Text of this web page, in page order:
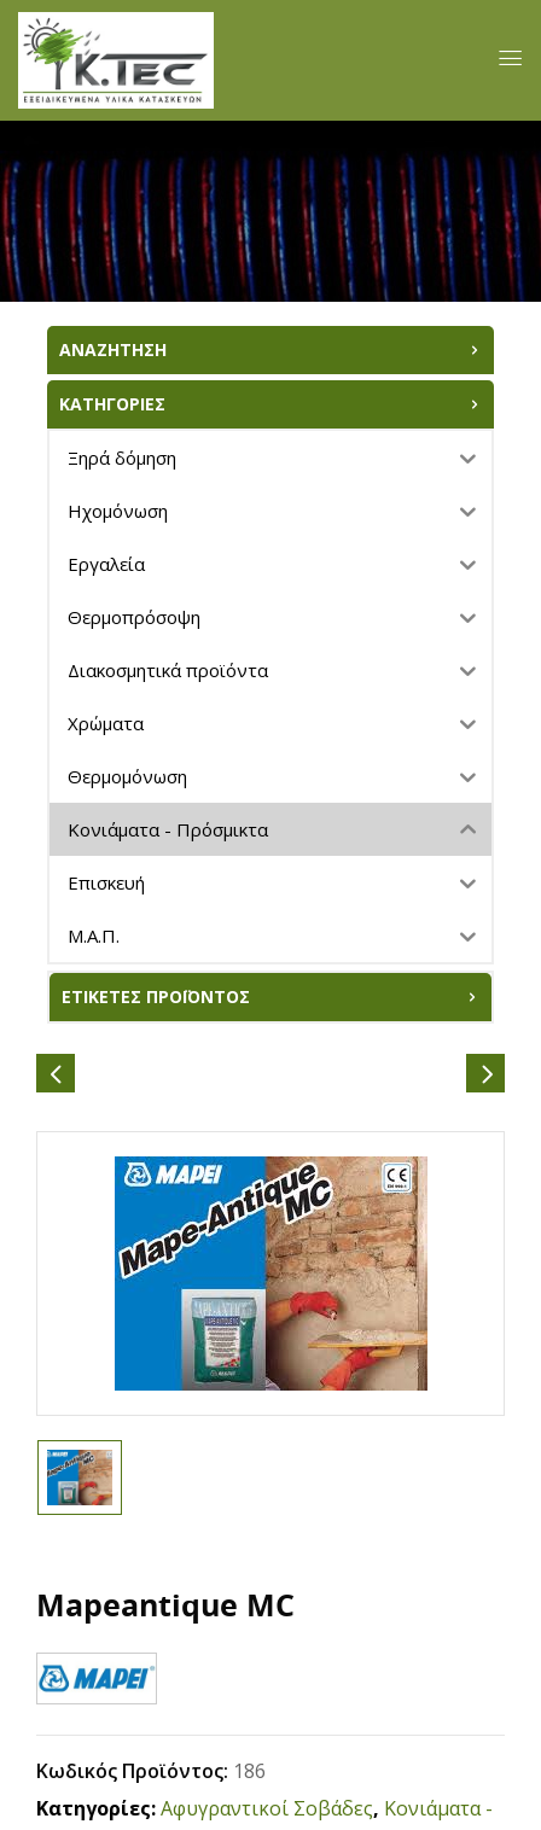
ΑΝΑΖΗΤΗΣΗ
ΚΑΤΗΓΟΡΙΕΣ
Ξηρά δόμηση
Ηχομόνωση
Εργαλεία
Θερμοπρόσοψη
Διακοσμητικά προϊόντα
Χρώματα
Θερμομόνωση
Κονιάματα - Πρόσμικτα
Επισκευή
Μ.Α.Π.
ΕΤΙΚΈΤΕΣ ΠΡΟΪΌΝΤΟΣ
Mapeantique MC
Κωδικός Προϊόντος: 186
Κατηγορίες:Αφυγραντικοί Σοβάδες, Κονιάματα -